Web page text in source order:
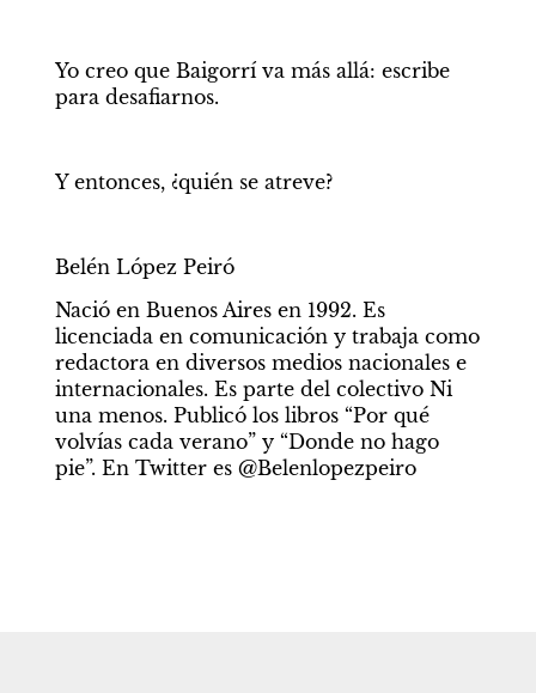
Yo creo que Baigorrí va más allá: escribe
para desafiarnos.
Y entonces, ¿quién se atreve?
Belén López Peiró
Nació en Buenos Aires en 1992. Es
licenciada en comunicación y trabaja como
redactora en diversos medios nacionales e
internacionales. Es parte del colectivo Ni
una menos. Publicó los libros “Por qué
volvías cada verano” y “Donde no hago
pie”. En Twitter es @Belenlopezpeiro